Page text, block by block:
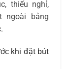
thiếu nghỉ,
ngoài bảng
khi đặt bút